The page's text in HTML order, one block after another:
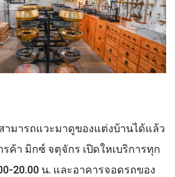
ามารถแวะมาดูของแต่งบ้านได้แล้ว
ค้า มิกซ์ จตุจักร เปิดใหเบริการทุก
20.00 น. และอาคารจอดรถของ